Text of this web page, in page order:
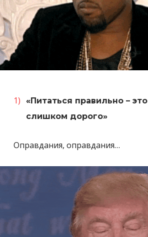
«Питаться правильно – это
слишком дорого»
Оправдания, оправдания…